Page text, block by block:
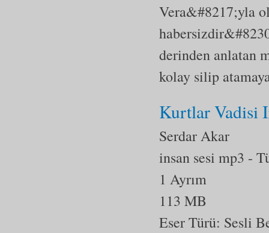
Vera&#8217;yla
derinden anlatan
kolay silip
Kurtlar Vadisi
Serdar Akar
insan sesi mp3 -
1 Ayrım
113 MB
Eser Türü: Sesli